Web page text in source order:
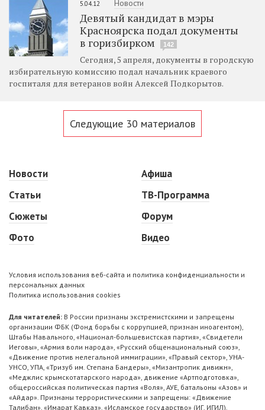
5.04.12 Новости
Девятый кандидат в мэры
Красноярска подал документы
в горизбирком
142
Сегодня, 5 апреля, документы в городскую
избирательную комиссию подал начальник краевого
госпиталя для ветеранов войн Алексей Подкорытов.
Следующие 30 материалов
Новости
Статьи
Сюжеты
Фото
Афиша
ТВ-Программа
Форум
Видео
Условия использования веб-сайта и политика конфиденциальности и
персональных данных
Политика использования cookies
Для читателей: В России признаны экстремистскими и запрещены
организации ФБК (Фонд борьбы с коррупцией, признан иноагентом),
Штабы Навального, «Национал-большевистская партия», «Свидетели
Иеговы», «Армия воли народа», «Русский общенациональный союз»,
«Движение против нелегальной иммиграции», «Правый сектор», УНА-
УНСО, УПА, «Тризуб им. Степана Бандеры», «Мизантропик дивижн»,
«Меджлис крымскотатарского народа», движение «Артподготовка»,
общероссийская политическая партия «Воля», АУЕ, батальоны «Азов» и
«Айдар». Признаны террористическими и запрещены: «Движение
Талибан», «Имарат Кавказ», «Исламское государство» (ИГ, ИГИЛ),